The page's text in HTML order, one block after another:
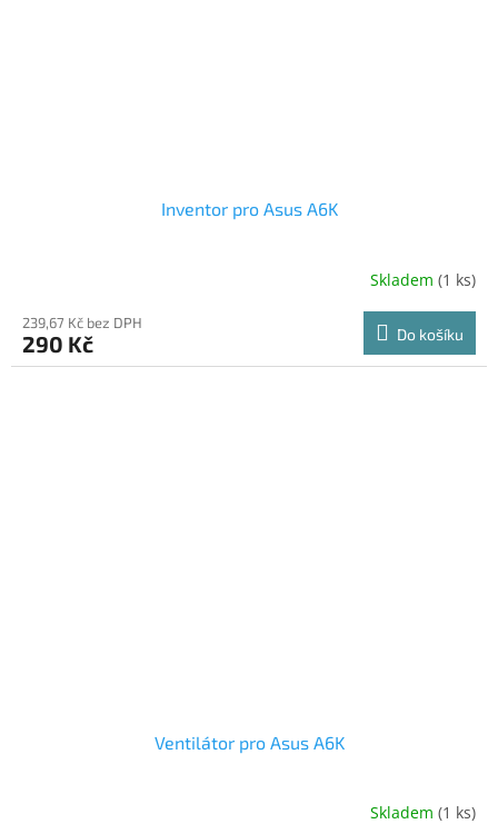
Inventor pro Asus A6K
Skladem (1 ks)
239,67 Kč bez DPH
290 Kč Do košíku
Ventilátor pro Asus A6K
Skladem (1 ks)